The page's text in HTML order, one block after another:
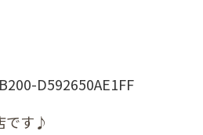
D592650AE1FF
です♪